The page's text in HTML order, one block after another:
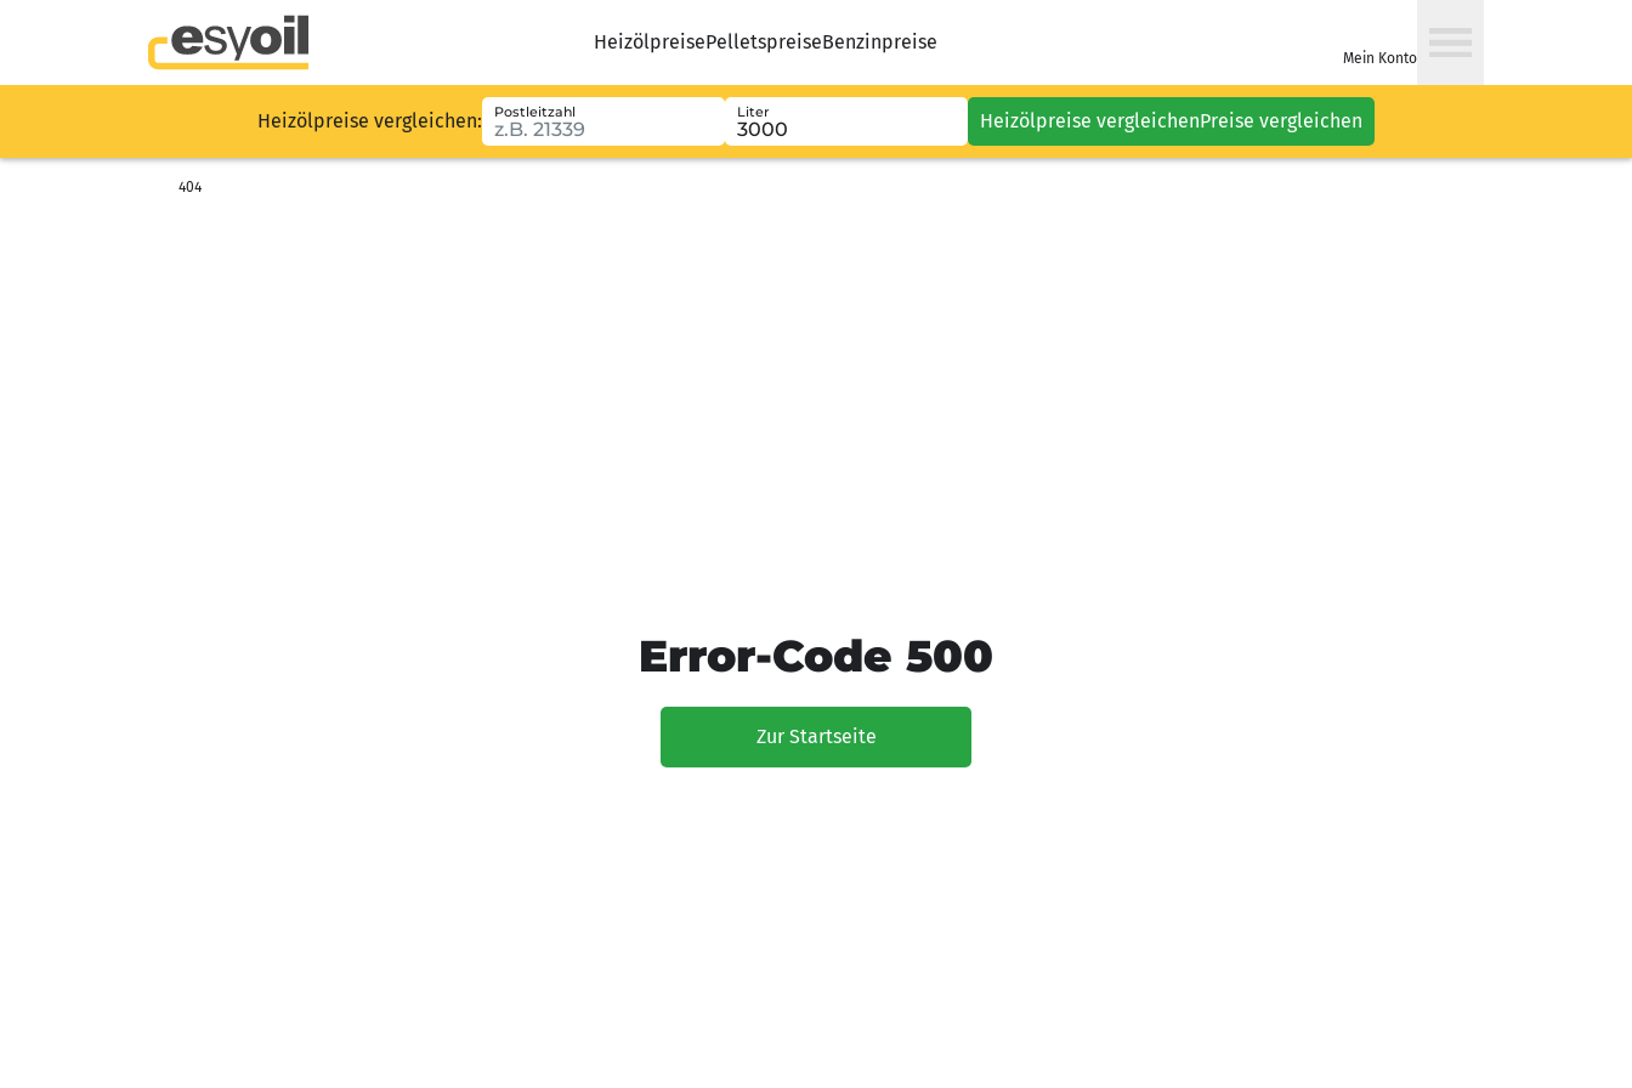
HeizölpreisePelletspreiseBenzinpreise
Mein Konto
Heizölpreise vergleichen: Postleitzahl Liter Heizölpreise vergleichenPreise vergleichen
404
Error-Code 500
Zur Startseite